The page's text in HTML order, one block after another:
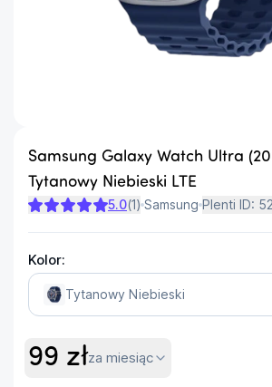
Samsung Galaxy Watch Ultra
Tytanowy Niebieski LTE
5.0(1) Samsung Plenti ID:
Kolor:
Tytanowy Niebieski
99 złza miesiąc